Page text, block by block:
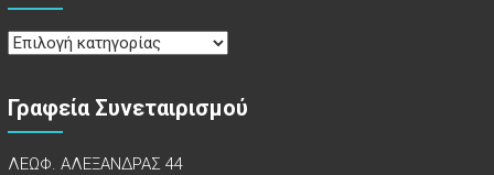
Κατηγορίες
Γραφεία Συνεταιρισμού
ΛΕΩΦ. ΑΛΕΞΑΝΔΡΑΣ 44